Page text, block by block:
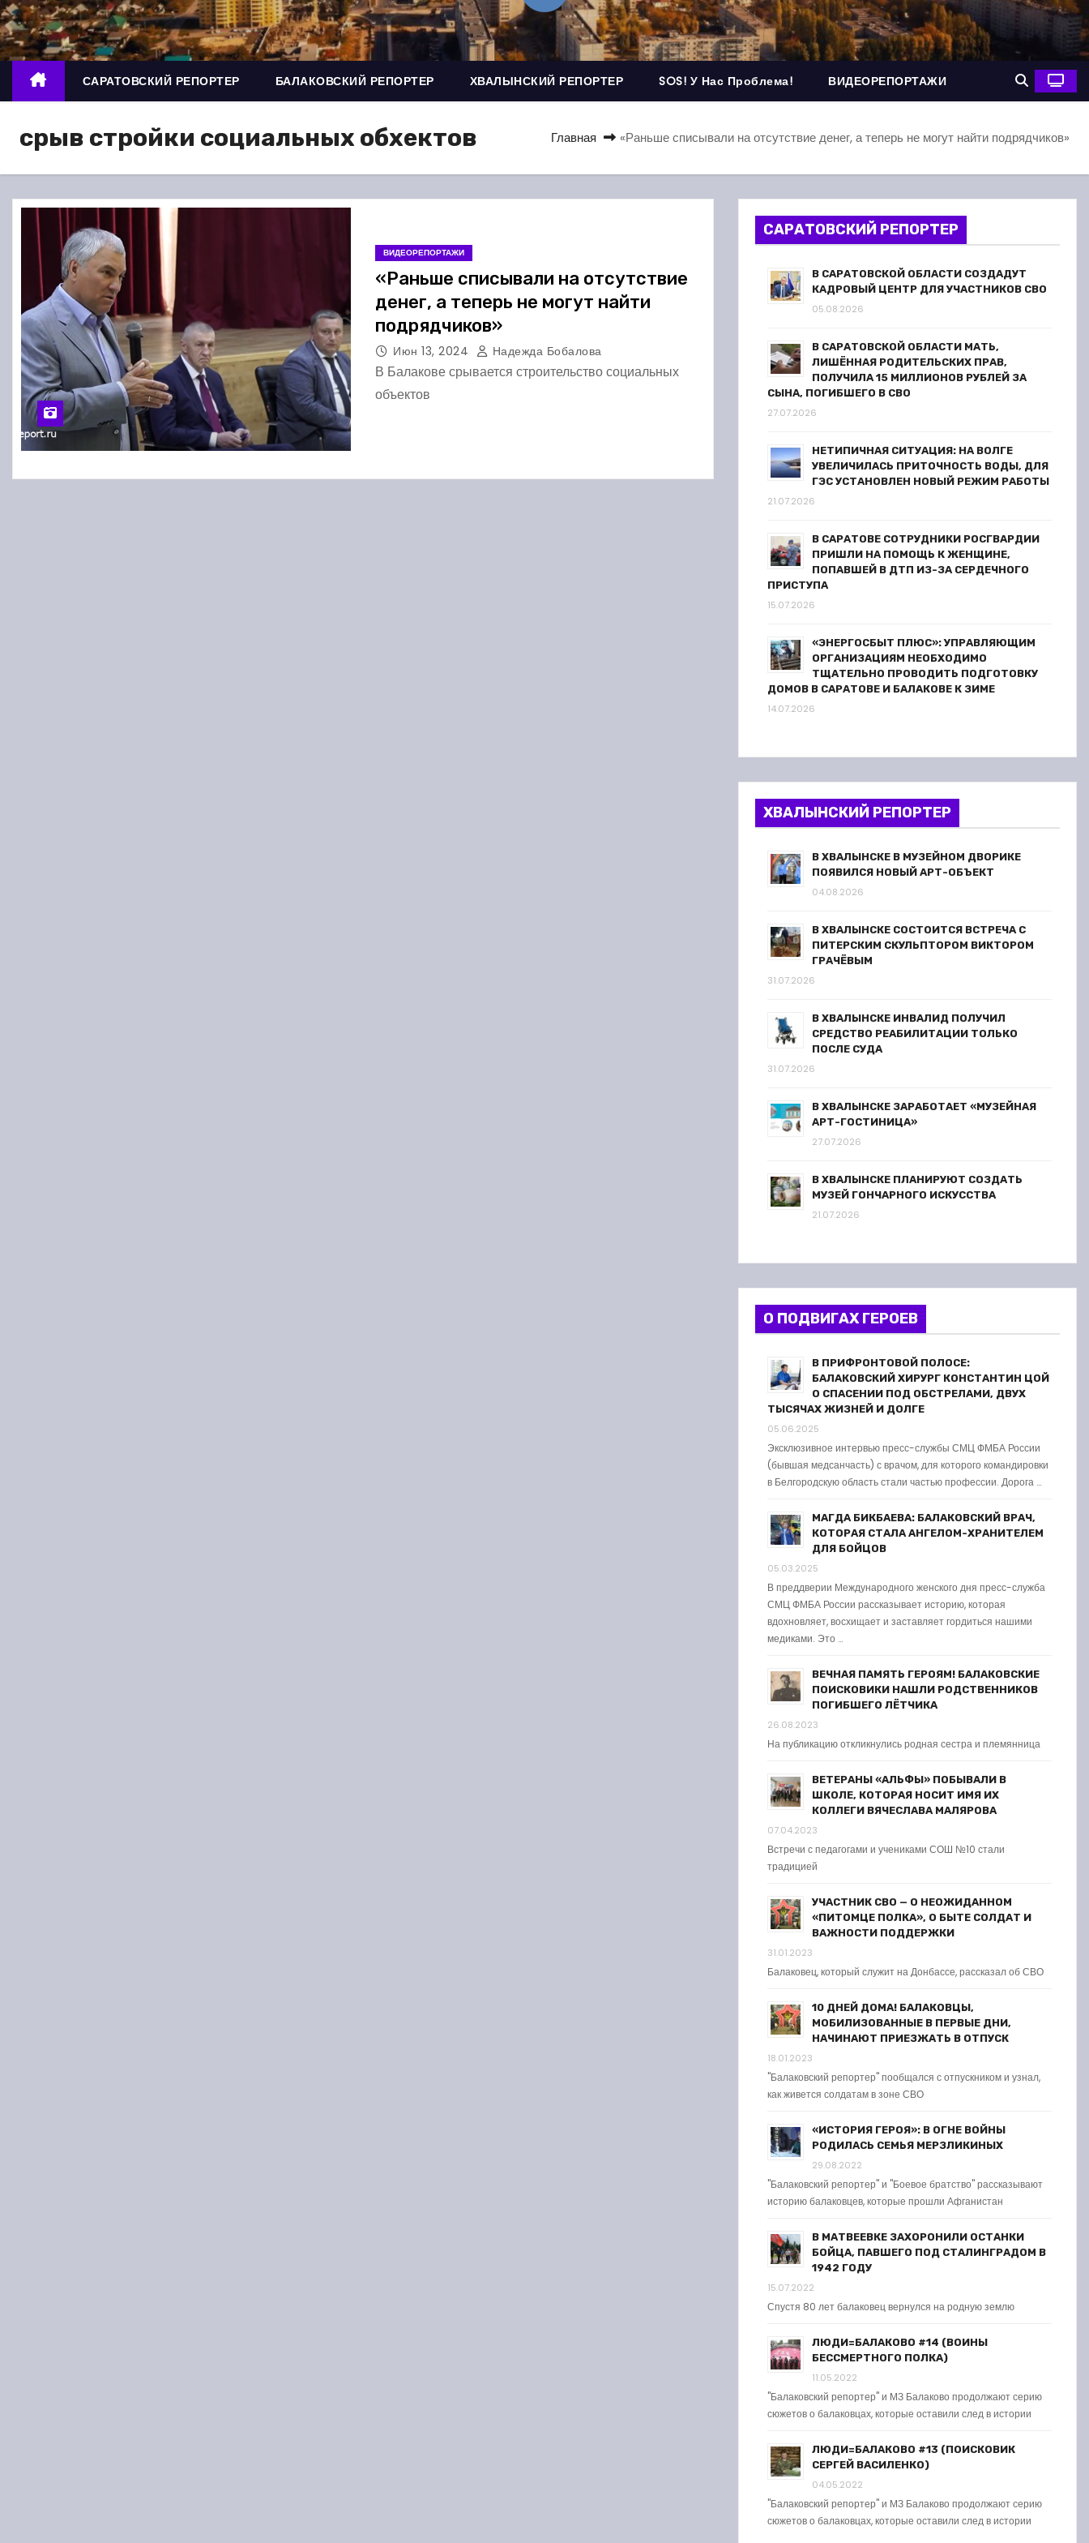
о
м
у
САРАТОВСКИЙ РЕПОРТЕР БАЛАКОВСКИЙ РЕПОРТЕР ХВАЛЫНСКИЙ РЕПОРТЕР SOS! У Нас Проблема! ВИДЕОРЕПОРТАЖИ
срыв стройки социальных обхектов Главная «Раньше списывали на отсутствие денег, а теперь не могут найти подрядчиков»
ВИДЕОРЕПОРТАЖИ
«Раньше списывали на отсутствие
денег, а теперь не могут найти
подрядчиков»
Июн 13, 2024 Надежда Бобалова
В Балакове срывается строительство социальных
объектов
САРАТОВСКИЙ РЕПОРТЕР
В САРАТОВСКОЙ ОБЛАСТИ СОЗДАДУТ
КАДРОВЫЙ ЦЕНТР ДЛЯ УЧАСТНИКОВ СВО
05.08.2026
В САРАТОВСКОЙ ОБЛАСТИ МАТЬ,
ЛИШЁННАЯ РОДИТЕЛЬСКИХ ПРАВ,
ПОЛУЧИЛА 15 МИЛЛИОНОВ РУБЛЕЙ ЗА
СЫНА, ПОГИБШЕГО В СВО
27.07.2026
НЕТИПИЧНАЯ СИТУАЦИЯ: НА ВОЛГЕ
УВЕЛИЧИЛАСЬ ПРИТОЧНОСТЬ ВОДЫ, ДЛЯ
ГЭС УСТАНОВЛЕН НОВЫЙ РЕЖИМ РАБОТЫ
21.07.2026
В САРАТОВЕ СОТРУДНИКИ РОСГВАРДИИ
ПРИШЛИ НА ПОМОЩЬ К ЖЕНЩИНЕ,
ПОПАВШЕЙ В ДТП ИЗ-ЗА СЕРДЕЧНОГО
ПРИСТУПА
15.07.2026
«ЭНЕРГОСБЫТ ПЛЮС»: УПРАВЛЯЮЩИМ
ОРГАНИЗАЦИЯМ НЕОБХОДИМО
ТЩАТЕЛЬНО ПРОВОДИТЬ ПОДГОТОВКУ
ДОМОВ В САРАТОВЕ И БАЛАКОВЕ К ЗИМЕ
14.07.2026
ХВАЛЫНСКИЙ РЕПОРТЕР
В ХВАЛЫНСКЕ В МУЗЕЙНОМ ДВОРИКЕ
ПОЯВИЛСЯ НОВЫЙ АРТ-ОБЪЕКТ
04.08.2026
В ХВАЛЫНСКЕ СОСТОИТСЯ ВСТРЕЧА С
ПИТЕРСКИМ СКУЛЬПТОРОМ ВИКТОРОМ
ГРАЧЁВЫМ
31.07.2026
В ХВАЛЫНСКЕ ИНВАЛИД ПОЛУЧИЛ
СРЕДСТВО РЕАБИЛИТАЦИИ ТОЛЬКО
ПОСЛЕ СУДА
31.07.2026
В ХВАЛЫНСКЕ ЗАРАБОТАЕТ «МУЗЕЙНАЯ
АРТ-ГОСТИНИЦА»
27.07.2026
В ХВАЛЫНСКЕ ПЛАНИРУЮТ СОЗДАТЬ
МУЗЕЙ ГОНЧАРНОГО ИСКУССТВА
21.07.2026
О ПОДВИГАХ ГЕРОЕВ
В ПРИФРОНТОВОЙ ПОЛОСЕ:
БАЛАКОВСКИЙ ХИРУРГ КОНСТАНТИН ЦОЙ
О СПАСЕНИИ ПОД ОБСТРЕЛАМИ, ДВУХ
ТЫСЯЧАХ ЖИЗНЕЙ И ДОЛГЕ
05.06.2025
Эксклюзивное интервью пресс-службы СМЦ ФМБА России
(бывшая медсанчасть) с врачом, для которого командировки
в Белгородскую область стали частью профессии. Дорога …
МАГДА БИКБАЕВА: БАЛАКОВСКИЙ ВРАЧ,
КОТОРАЯ СТАЛА АНГЕЛОМ-ХРАНИТЕЛЕМ
ДЛЯ БОЙЦОВ
05.03.2025
В преддверии Международного женского дня пресс-служба
СМЦ ФМБА России рассказывает историю, которая
вдохновляет, восхищает и заставляет гордиться нашими
медиками. Это …
ВЕЧНАЯ ПАМЯТЬ ГЕРОЯМ! БАЛАКОВСКИЕ
ПОИСКОВИКИ НАШЛИ РОДСТВЕННИКОВ
ПОГИБШЕГО ЛЁТЧИКА
26.08.2023
На публикацию откликнулись родная сестра и племянница
ВЕТЕРАНЫ «АЛЬФЫ» ПОБЫВАЛИ В
ШКОЛЕ, КОТОРАЯ НОСИТ ИМЯ ИХ
КОЛЛЕГИ ВЯЧЕСЛАВА МАЛЯРОВА
07.04.2023
Встречи с педагогами и учениками СОШ №10 стали
традицией
УЧАСТНИК СВО — О НЕОЖИДАННОМ
«ПИТОМЦЕ ПОЛКА», О БЫТЕ СОЛДАТ И
ВАЖНОСТИ ПОДДЕРЖКИ
31.01.2023
Балаковец, который служит на Донбассе, рассказал об СВО
10 ДНЕЙ ДОМА! БАЛАКОВЦЫ,
МОБИЛИЗОВАННЫЕ В ПЕРВЫЕ ДНИ,
НАЧИНАЮТ ПРИЕЗЖАТЬ В ОТПУСК
18.01.2023
"Балаковский репортер" пообщался с отпускником и узнал,
как живется солдатам в зоне СВО
«ИСТОРИЯ ГЕРОЯ»: В ОГНЕ ВОЙНЫ
РОДИЛАСЬ СЕМЬЯ МЕРЗЛИКИНЫХ
29.08.2022
"Балаковский репортер" и "Боевое братство" рассказывают
историю балаковцев, которые прошли Афганистан
В МАТВЕЕВКЕ ЗАХОРОНИЛИ ОСТАНКИ
БОЙЦА, ПАВШЕГО ПОД СТАЛИНГРАДОМ В
1942 ГОДУ
15.07.2022
Спустя 80 лет балаковец вернулся на родную землю
ЛЮДИ=БАЛАКОВО #14 (ВОИНЫ
БЕССМЕРТНОГО ПОЛКА)
11.05.2022
"Балаковский репортер" и МЗ Балаково продолжают серию
сюжетов о балаковцах, которые оставили след в истории
ЛЮДИ=БАЛАКОВО #13 (ПОИСКОВИК
СЕРГЕЙ ВАСИЛЕНКО)
04.05.2022
"Балаковский репортер" и МЗ Балаково продолжают серию
сюжетов о балаковцах, которые оставили след в истории